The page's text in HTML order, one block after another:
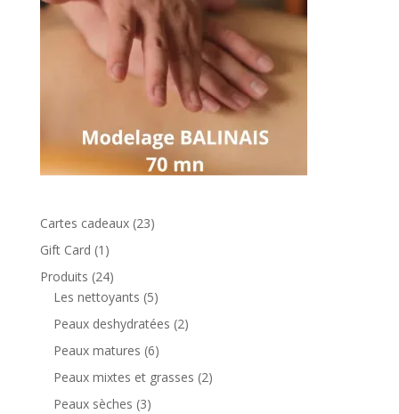
Cartes cadeaux 2323
Gift Card 1 1
produit
Produits 2424
produits
Les nettoyants 55
produits
Peaux deshydratées 22
Peaux matures 66
produits
Peaux mixtes et grasses 22
Peaux sèches 33